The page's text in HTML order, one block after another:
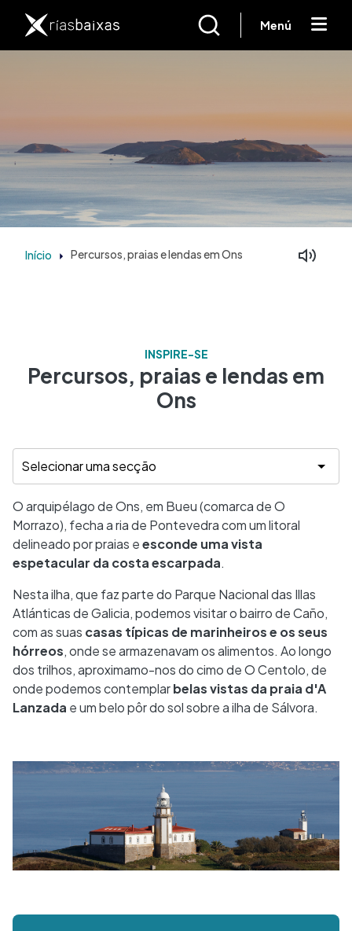
Menú
Início Percursos, praias e lendas em Ons
INSPIRE-SE
Percursos, praias e lendas em
Ons
O arquipélago de Ons, em Bueu (comarca de O
Morrazo), fecha a ria de Pontevedra com um litoral
delineado por praias eesconde uma vista
espetacular da costa escarpada.
Nesta ilha, que faz parte do Parque Nacional das Illas
Atlánticas de Galicia, podemos visitar o bairro de Caño,
com as suas casas típicas de marinheiros e os seus
hórreos, onde se armazenavam os alimentos. Ao longo
dos trilhos, aproximamo-nos do cimo de O Centolo, de
onde podemos contemplarbelas vistas da praia d'A
Lanzada e um belo pôr do sol sobre a ilha de Sálvora.